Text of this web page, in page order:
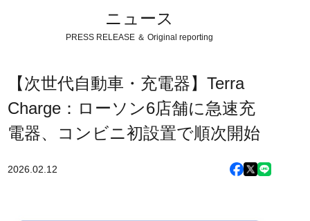
ニュース
PRESS RELEASE ＆ Original reporting
【次世代自動車・充電器】Terra
Charge：ローソン6店舗に急速充
電器、コンビニ初設置で順次開始
2026.02.12